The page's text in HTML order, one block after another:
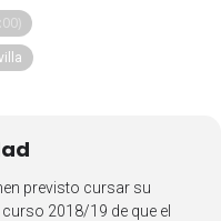
previsto cursar su
curso 2018/19 de que el